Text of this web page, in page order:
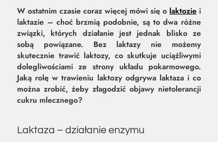
W ostatnim czasie coraz więcej mówi się o laktozie i
laktazie – choć brzmią podobnie, są to dwa różne
związki, których działanie jest jednak blisko ze
sobą powiązane. Bez laktazy nie możemy
skutecznie trawić laktozy, co skutkuje uciążliwymi
dolegliwościami ze strony układu pokarmowego.
Jaką rolę w trawieniu laktozy odgrywa laktaza i co
można zrobić, żeby złagodzić objawy nietolerancji
cukru mlecznego?
Laktaza – działanie enzymu